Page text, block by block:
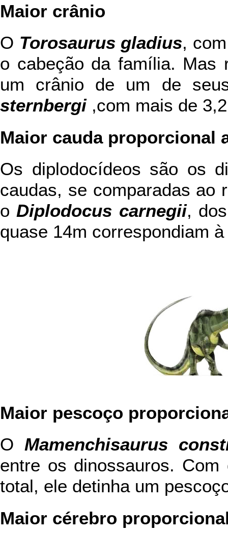
Maior crânio
O Torosaurus gladius,
o cabeção da família. Mas
um crânio de um de
sternbergi,com mais de
Maior cauda proporcional
Os diplodocídeos são os
caudas, se comparadas ao
oDiplodocus carnegii,
quase 14m correspondiam
Maior pescoço
O Mamenchisaurus
entre os dinossauros.
total, ele detinha um
Maior cérebro